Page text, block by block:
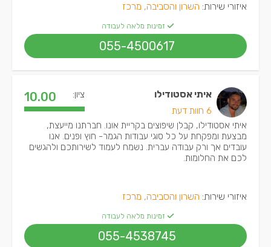
איזורי שירות: השרון והסביבה, מרכז
זמינות מלאה לעבודה
055-4500617
איתי אסטודילו
6 חוות דעת
ציון: 10.00
איתי אסטודילו, קבלן שיפוצים בקריית אונו. חברתנו מייעצת,
מבצעת ומפקחת על כל סוגי עבודות הגמר- חוץ ופנים. אנו
עובדים אך ורק עבודה עברית. נשמח לעמוד לשירותכם ולהגשים
לכם את החלומות.
איזורי שירות: השרון והסביבה, מרכז
זמינות מלאה לעבודה
055-4538745